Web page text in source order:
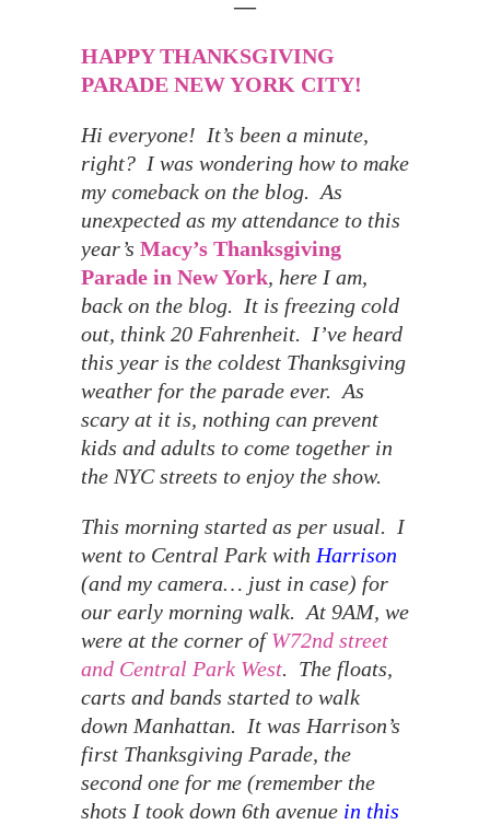
—
HAPPY THANKSGIVING
PARADE NEW YORK CITY!
Hi everyone! It’s been a minute,
right? I was wondering how to make
my comeback on the blog. As
unexpected as my attendance to this
year’s Macy’s Thanksgiving
Parade in New York, here I am,
back on the blog. It is freezing cold
out, think 20 Fahrenheit. I’ve heard
this year is the coldest Thanksgiving
weather for the parade ever. As
scary at it is, nothing can prevent
kids and adults to come together in
the NYC streets to enjoy the show.
This morning started as per usual. I
went to Central Park with Harrison
(and my camera… just in case) for
our early morning walk. At 9AM, we
were at the corner ofW72nd street
and Central Park West. The floats,
carts and bands started to walk
down Manhattan. It was Harrison’s
first Thanksgiving Parade, the
second one for me (remember the
shots I took down 6th avenue in this